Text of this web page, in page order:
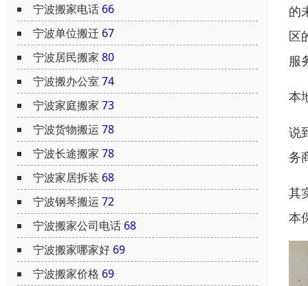
宁波搬家电话 66
宁波单位搬迁 67
宁波居民搬家 80
宁波搬办公室 74
宁波家庭搬家 73
宁波货物搬运 78
宁波长途搬家 78
宁波家居拆装 68
宁波钢琴搬运 72
宁波搬家公司电话 68
宁波搬家哪家好 69
宁波搬家价格 69
的
区
服
本
说
务
其
本